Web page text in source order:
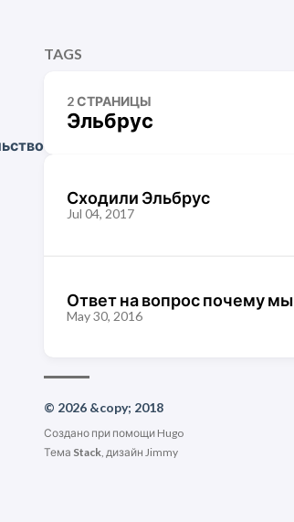
TAGS
2 СТРАНИЦЫ
Эльбрус
Сходили Эльбрус
Jul 04, 2017
Ответ на вопрос почему
May 30, 2016
© 2026 &copy; 2018
Создано при помощи Hugo
Тема Stack , дизайн Jimmy